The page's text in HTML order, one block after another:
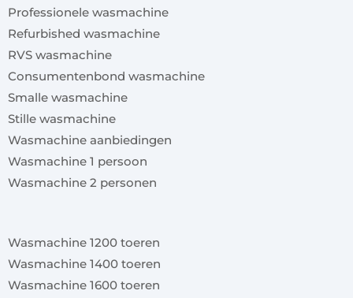
Professionele wasmachine
Refurbished wasmachine
RVS wasmachine
Consumentenbond wasmachine
Smalle wasmachine
Stille wasmachine
Wasmachine aanbiedingen
Wasmachine 1 persoon
Wasmachine 2 personen
Wasmachine 1200 toeren
Wasmachine 1400 toeren
Wasmachine 1600 toeren